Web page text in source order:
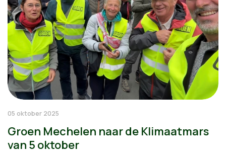
05 oktober 2025
Groen Mechelen naar de Klimaatmars
van 5 oktober